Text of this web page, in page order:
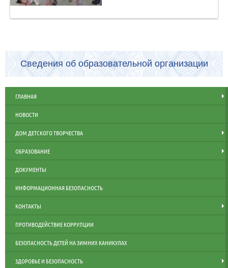
Сведения об образовательной организации
ГЛАВНАЯ
НОВОСТИ
ДОМ ДЕТСКОГО ТВОРЧЕСТВА
ОБРАЗОВАНИЕ
ДОКУМЕНТЫ
ИНФОРМАЦИОННАЯ БЕЗОПАСНОСТЬ
КОНТАКТЫ
ПРОТИВОДЕЙСТВИЕ КОРРУПЦИИ
БЕЗОПАСНОСТЬ ДЕТЕЙ НА ЗИМНИХ КАНИКУЛАХ
ЗДОРОВЬЕ И БЕЗОПАСНОСТЬ